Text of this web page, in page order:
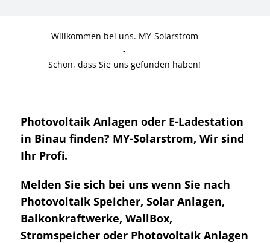
Willkommen bei uns. MY-Solarstrom
-
Schön, dass Sie uns gefunden haben!
Photovoltaik Anlagen oder E-Ladestation
in Binau finden? MY-Solarstrom, Wir sind
Ihr Profi.
Melden Sie sich bei uns wenn Sie nach
Photovoltaik Speicher, Solar Anlagen,
Balkonkraftwerke, WallBox,
Stromspeicher oder Photovoltaik Anlagen